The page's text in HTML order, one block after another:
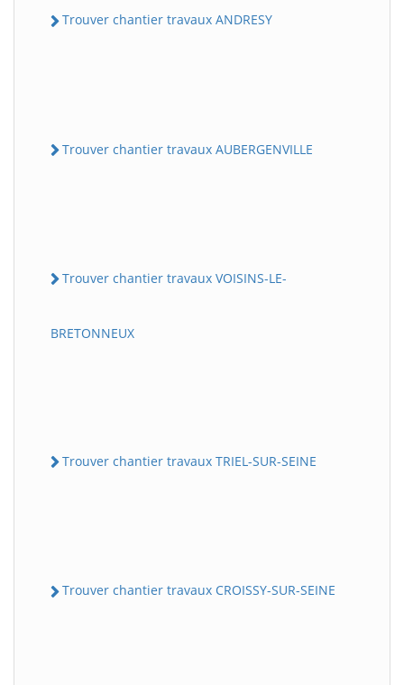
Trouver chantier travaux ANDRESY
Trouver chantier travaux AUBERGENVILLE
Trouver chantier travaux VOISINS-LE-
BRETONNEUX
Trouver chantier travaux TRIEL-SUR-SEINE
Trouver chantier travaux CROISSY-SUR-SEINE